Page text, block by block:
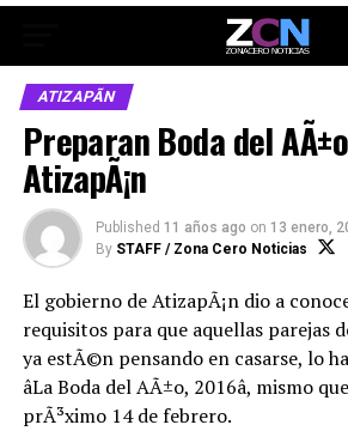
ATIZAPÃN
Preparan Boda del
AtizapÃ¡n
Published 11 años ago on 13 enero,
By STAFF / Zona Cero Noticias
El gobierno de AtizapÃ¡n dio a
requisitos para que aquellas parejas
ya estÃ©n pensando en casarse, lo
âLa Boda del AÃ±o, 2016â, mismo
prÃ³ximo 14 de febrero.